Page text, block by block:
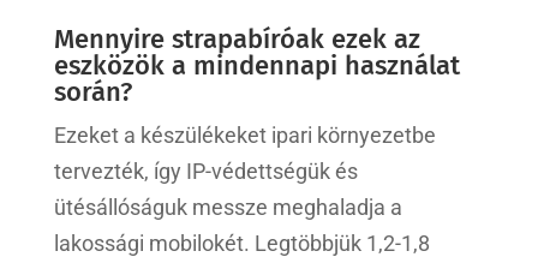
Mennyire strapabíróak ezek az
eszközök a mindennapi használat
során?
Ezeket a készülékeket ipari környezetbe
tervezték, így IP-védettségük és
ütésállóságuk messze meghaladja a
lakossági mobilokét. Legtöbbjük 1,2-1,8